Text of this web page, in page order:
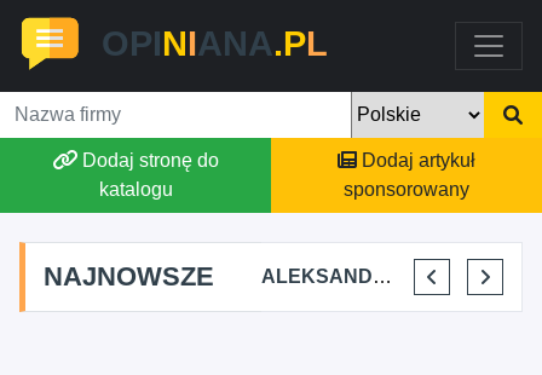
OPINIANA.PL
Dodaj stronę do
katalogu
Dodaj artykuł
sponsorowany
NAJNOWSZE
AGSON AGNIESZKA SUCHWAŁKO ALEKSANDAR MITREV PRZEM-KO PRZEMYSŁAW KOWALSKI